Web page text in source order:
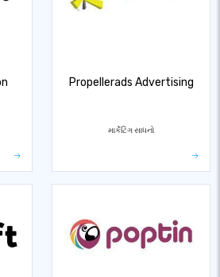
Propellerads Advertising
માર્કેટિંગ સાધનો